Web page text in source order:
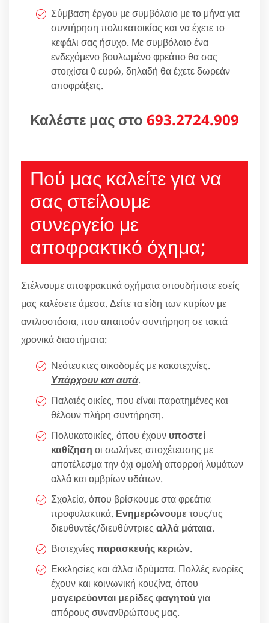
Σύμβαση έργου με συμβόλαιο με το μήνα για
συντήρηση πολυκατοικίας και να έχετε το
κεφάλι σας ήσυχο. Με συμβόλαιο ένα
ενδεχόμενο βουλωμένο φρεάτιο θα σας
στοιχίσει 0 ευρώ, δηλαδή θα έχετε δωρεάν
αποφράξεις.
Καλέστε μας στο 693.2724.909
Πού μας καλείτε για να
σας στείλουμε
συνεργείο με
αποφρακτικό όχημα;
Στέλνουμε αποφρακτικά οχήματα οπουδήποτε εσείς
μας καλέσετε άμεσα. Δείτε τα είδη των κτιρίων με
αντλιοστάσια, που απαιτούν συντήρηση σε τακτά
χρονικά διαστήματα:
Νεότευκτες οικοδομές με κακοτεχνίες.
Υπάρχουν και αυτά.
Παλαιές οικίες, που είναι παρατημένες και
θέλουν πλήρη συντήρηση.
Πολυκατοικίες, όπου έχουν υποστεί
καθίζηση οι σωλήνες αποχέτευσης με
αποτέλεσμα την όχι ομαλή απορροή λυμάτων
αλλά και ομβρίων υδάτων.
Σχολεία, όπου βρίσκουμε στα φρεάτια
προφυλακτικά. Ενημερώνουμε τους/τις
διευθυντές/διευθύντριες αλλά μάταια.
Βιοτεχνίες παρασκευής κεριών.
Εκκλησίες και άλλα ιδρύματα. Πολλές ενορίες
έχουν και κοινωνική κουζίνα, όπου
μαγειρεύονται μερίδες φαγητούγια
απόρους συνανθρώπους μας.